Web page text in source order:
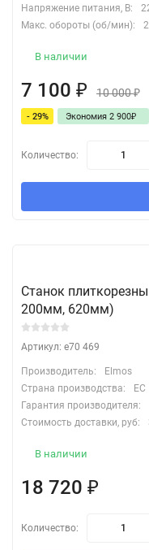
Напряжение питания, В:
Макс. обороты (об/мин):
В наличии
7 100 ₽ 10 000₽
- 29% Экономия 2 900₽
Количество:
Станок
200мм, 620мм)
Артикул: e70 469
Производитель:
Elmos
Страна производства:
EC
Гарантия производителя:
Стоимость доставки, руб:
В наличии
18 720 ₽
Количество: